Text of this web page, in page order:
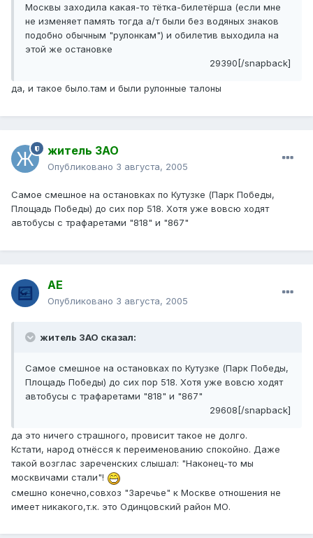
Москвы заходила какая-то тётка-билетёрша (если мне
не изменяет память тогда а/т были без водяных знаков
подобно обычным "рулонкам") и обилетив выходила на
этой же остановке
29390[/snapback]
да, и такое было.там и были рулонные талоны
житель ЗАО
Опубликовано 3 августа, 2005
Самое смешное на остановках по Кутузке (Парк Победы,
Площадь Победы) до сих пор 518. Хотя уже вовсю ходят
автобусы с трафаретами "818" и "867"
АЕ
Опубликовано 3 августа, 2005
житель ЗАО сказал:
Самое смешное на остановках по Кутузке (Парк Победы,
Площадь Победы) до сих пор 518. Хотя уже вовсю ходят
автобусы с трафаретами "818" и "867"
29608[/snapback]
да это ничего страшного, провисит такое не долго.
Кстати, народ отнёсся к переименованию спокойно. Даже
такой возглас зареченских слышал: "Наконец-то мы
москвичами стали"!
смешно конечно,совхоз "Заречье" к Москве отношения не
имеет никакого,т.к. это Одинцовский район МО.